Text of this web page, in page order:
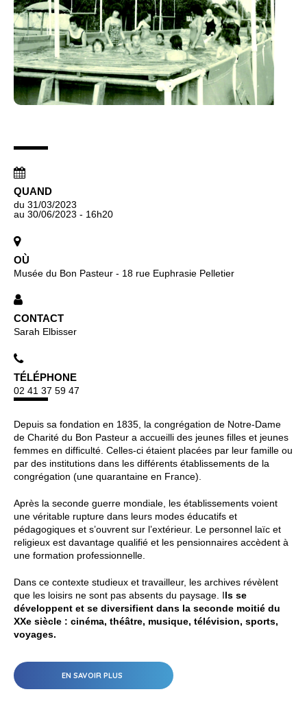
QUAND
du 31/03/2023
au 30/06/2023 - 16h20
OÙ
Musée du Bon Pasteur - 18 rue Euphrasie Pelletier
CONTACT
Sarah Elbisser
TÉLÉPHONE
02 41 37 59 47
Depuis sa fondation en 1835, la congrégation de Notre-Dame
de Charité du Bon Pasteur a accueilli des jeunes filles et jeunes
femmes en difficulté. Celles-ci étaient placées par leur famille ou
par des institutions dans les différents établissements de la
congrégation (une quarantaine en France).
Après la seconde guerre mondiale, les établissements voient
une véritable rupture dans leurs modes éducatifs et
pédagogiques et s’ouvrent sur l’extérieur. Le personnel laïc et
religieux est davantage qualifié et les pensionnaires accèdent à
une formation professionnelle.
Dans ce contexte studieux et travailleur, les archives révèlent
que les loisirs ne sont pas absents du paysage. Ils se
développent et se diversifient dans la seconde moitié du
XXe siècle : cinéma, théâtre, musique, télévision, sports,
voyages.
EN SAVOIR PLUS